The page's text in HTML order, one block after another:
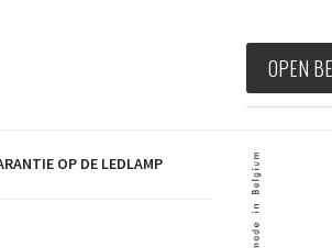
OPEN
OP DE LEDLAMP